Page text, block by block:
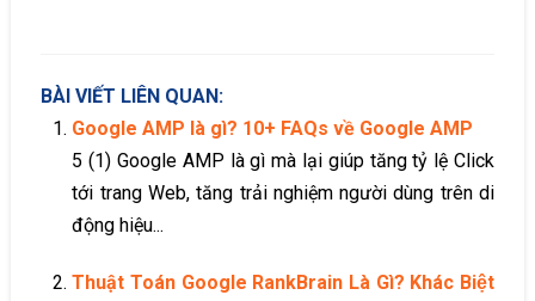
BÀI VIẾT LIÊN QUAN:
Google AMP là gì? 10+ FAQs về Google AMP
5 (1) Google AMP là gì mà lại giúp tăng tỷ lệ Click
tới trang Web, tăng trải nghiệm người dùng trên di
động hiệu...
Thuật Toán Google RankBrain Là Gì? Khác Biệt